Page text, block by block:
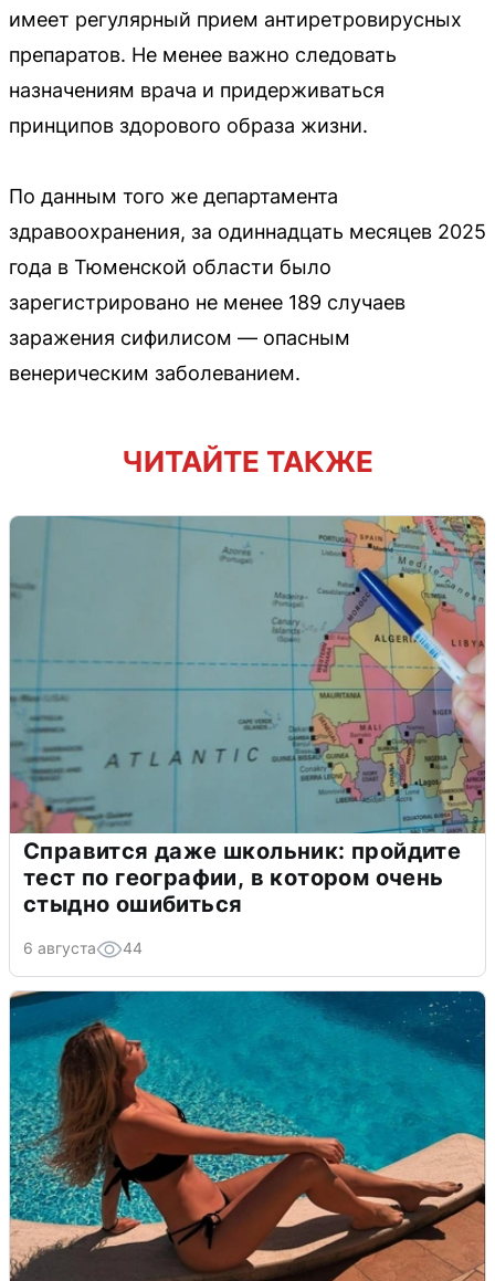
имеет регулярный прием антиретровирусных
препаратов. Не менее важно следовать
назначениям врача и придерживаться
принципов здорового образа жизни.
По данным того же департамента
здравоохранения, за одиннадцать месяцев 2025
года в Тюменской области было
зарегистрировано не менее 189 случаев
заражения сифилисом — опасным
венерическим заболеванием.
ЧИТАЙТЕ ТАКЖЕ
Справится даже школьник: пройдите
тест по географии, в котором очень
стыдно ошибиться
6 августа 44